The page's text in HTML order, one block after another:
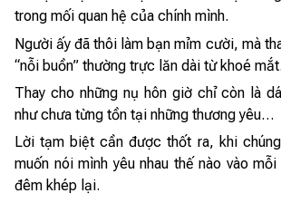
trong mối quan hệ của chính mình.
Người ấy đã thôi làm bạn mỉm cười, mà
“nỗi buồn” thường trực lăn dài từ khoé mắt.
Thay cho những nụ hôn giờ chỉ còn là
như chưa từng tồn tại những thương yêu…
Lời tạm biệt cần được thốt ra, khi
muốn nói mình yêu nhau thế nào vào
đêm khép lại.